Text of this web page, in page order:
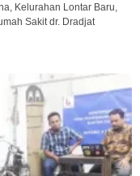
Kelurahan Lontar Baru,
Sakit dr. Dradjat